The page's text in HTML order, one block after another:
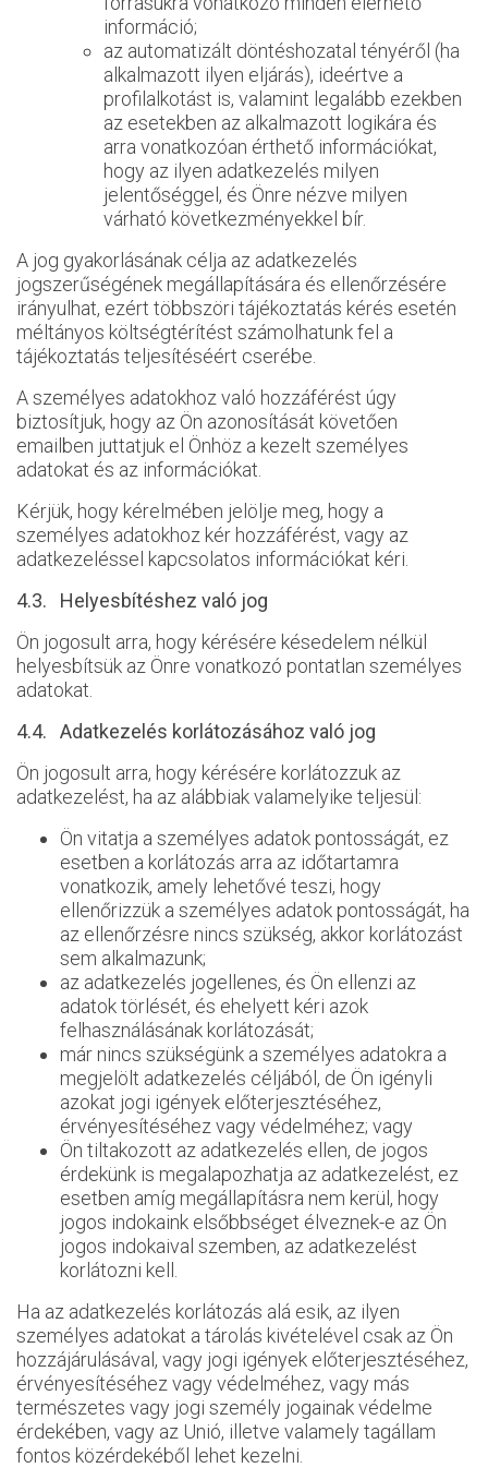
információ;
az automatizált döntéshozatal tényéről (ha
alkalmazott ilyen eljárás), ideértve a
profilalkotást is, valamint legalább ezekben
az esetekben az alkalmazott logikára és
arra vonatkozóan érthető információkat,
hogy az ilyen adatkezelés milyen
jelentőséggel, és Önre nézve milyen
várható következményekkel bír.
A jog gyakorlásának célja az adatkezelés
jogszerűségének megállapítására és ellenőrzésére
irányulhat, ezért többszöri tájékoztatás kérés esetén
méltányos költségtérítést számolhatunk fel a
tájékoztatás teljesítéséért cserébe.
A személyes adatokhoz való hozzáférést úgy
biztosítjuk, hogy az Ön azonosítását követően
emailben juttatjuk el Önhöz a kezelt személyes
adatokat és az információkat.
Kérjük, hogy kérelmében jelölje meg, hogy a
személyes adatokhoz kér hozzáférést, vagy az
adatkezeléssel kapcsolatos információkat kéri.
4.3. Helyesbítéshez való jog
Ön jogosult arra, hogy kérésére késedelem nélkül
helyesbítsük az Önre vonatkozó pontatlan személyes
adatokat.
4.4. Adatkezelés korlátozásához való jog
Ön jogosult arra, hogy kérésére korlátozzuk az
adatkezelést, ha az alábbiak valamelyike teljesül:
Ön vitatja a személyes adatok pontosságát, ez
esetben a korlátozás arra az időtartamra
vonatkozik, amely lehetővé teszi, hogy
ellenőrizzük a személyes adatok pontosságát, ha
az ellenőrzésre nincs szükség, akkor korlátozást
sem alkalmazunk;
az adatkezelés jogellenes, és Ön ellenzi az
adatok törlését, és ehelyett kéri azok
felhasználásának korlátozását;
már nincs szükségünk a személyes adatokra a
megjelölt adatkezelés céljából, de Ön igényli
azokat jogi igények előterjesztéséhez,
érvényesítéséhez vagy védelméhez; vagy
Ön tiltakozott az adatkezelés ellen, de jogos
érdekünk is megalapozhatja az adatkezelést, ez
esetben amíg megállapításra nem kerül, hogy
jogos indokaink elsőbbséget élveznek-e az Ön
jogos indokaival szemben, az adatkezelést
korlátozni kell.
Ha az adatkezelés korlátozás alá esik, az ilyen
személyes adatokat a tárolás kivételével csak az Ön
hozzájárulásával, vagy jogi igények előterjesztéséhez,
érvényesítéséhez vagy védelméhez, vagy más
természetes vagy jogi személy jogainak védelme
érdekében, vagy az Unió, illetve valamely tagállam
fontos közérdekéből lehet kezelni.